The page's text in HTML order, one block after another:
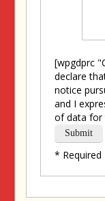
[wpgdprc
declare
notice
and I
of data for
* Required